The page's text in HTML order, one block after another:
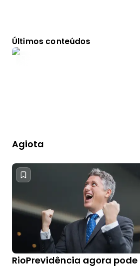
Últimos conteúdos
Agiota
RioPrevidência agora